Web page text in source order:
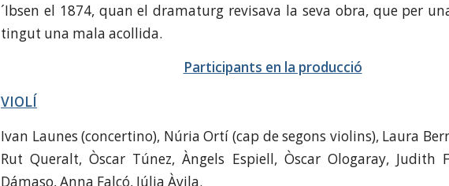
´Ibsen el 1874, quan el dramaturg revisava la seva obra, que per
tingut una mala acollida.
Participants en la producció
VIOLÍ
Ivan Launes (concertino), Núria Ortí (cap de segons violins), Laura
Rut Queralt, Òscar Túnez, Àngels Espiell, Òscar Ologaray, Judith
Dámaso, Anna Falcó, Júlia Àvila.